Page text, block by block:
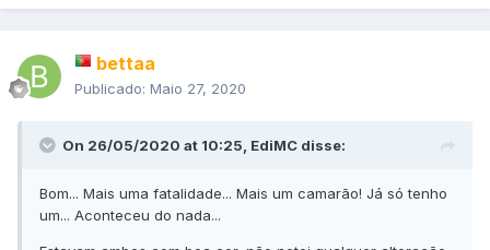
bettaa
Publicado: Maio 27, 2020
On 26/05/2020 at 10:25, EdiMC disse:
Bom... Mais uma fatalidade... Mais um camarão! Já só tenho
um... Aconteceu do nada...